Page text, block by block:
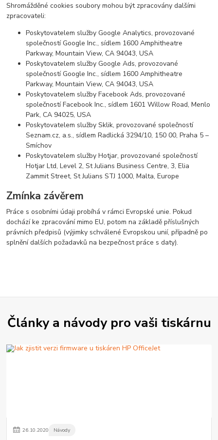
Shromážděné cookies soubory mohou být zpracovány dalšími
zpracovateli:
Poskytovatelem služby Google Analytics, provozované
společností Google Inc., sídlem 1600 Amphitheatre
Parkway, Mountain View, CA 94043, USA
Poskytovatelem služby Google Ads, provozované
společností Google Inc., sídlem 1600 Amphitheatre
Parkway, Mountain View, CA 94043, USA
Poskytovatelem služby Facebook Ads, provozované
společností Facebook Inc., sídlem 1601 Willow Road, Menlo
Park, CA 94025, USA
Poskytovatelem služby Sklik, provozované společností
Seznam.cz, a.s., sídlem Radlická 3294/10, 150 00, Praha 5 –
Smíchov
Poskytovatelem služby Hotjar, provozované společností
Hotjar Ltd, Level 2, St Julians Business Centre, 3, Elia
Zammit Street, St Julians STJ 1000, Malta, Europe
Zmínka závěrem
Práce s osobními údaji probíhá v rámci Evropské unie. Pokud
dochází ke zpracování mimo EU, potom na základě příslušných
právních předpisů (výjimky schválené Evropskou unií, případně po
splnění dalších požadavků na bezpečnost práce s daty).
Články a návody pro vaši tiskárnu
26.10.2020 Návody